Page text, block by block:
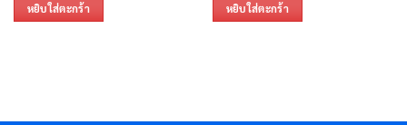
หยิบใส่ตะกร้า หยิบใส่ตะกร้า